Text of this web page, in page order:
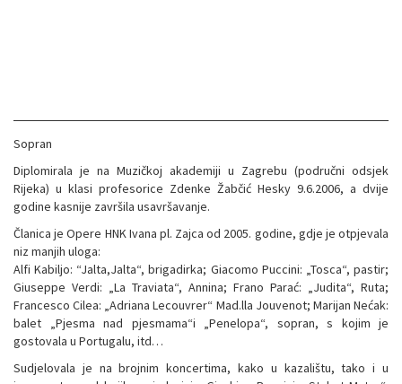
Sopran
Diplomirala je na Muzičkoj akademiji u Zagrebu (područni odsjek
Rijeka) u klasi profesorice Zdenke Žabčić Hesky 9.6.2006, a dvije
godine kasnije završila usavršavanje.
Članica je Opere HNK Ivana pl. Zajca od 2005. godine, gdje je otpjevala
niz manjih uloga:
Alfi Kabiljo: “Jalta,Jalta“, brigadirka; Giacomo Puccini: „Tosca“, pastir;
Giuseppe Verdi: „La Traviata“, Annina; Frano Parać: „Judita“, Ruta;
Francesco Cilea: „Adriana Lecouvrer“ Mad.lla Jouvenot; Marijan Nećak:
balet „Pjesma nad pjesmama“i „Penelopa“, sopran, s kojim je
gostovala u Portugalu, itd…
Sudjelovala je na brojnim koncertima, kako u kazalištu, tako i u